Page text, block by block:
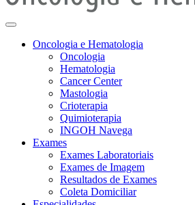
Oncologia e Hematologia
Oncologia
Hematologia
Cancer Center
Mastologia
Crioterapia
Quimioterapia
INGOH Navega
Exames
Exames Laboratoriais
Exames de Imagem
Resultados de Exames
Coleta Domiciliar